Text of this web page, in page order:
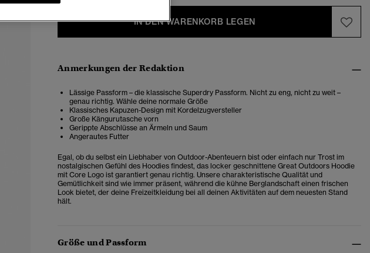
IN DEN WARENKORB LEGEN
Anmerkungen der Redaktion
Lässige Passform – die klassische Superdry Passform. Nicht zu eng, nicht zu weit –
genau richtig. Wähle deine normale Größe
Klassisches Kapuzen-Design mit Kordelzugversteller
Große Kängurutasche vorn
Gerippte Abschlüsse an Ärmeln und Saum
Angerautes Futter
Egal, ob du selbst ein Liebhaber von Outdoor-Abenteuern bist oder einfach nur Trost im
nostalgischen Gefühl des Hoodies findest, das locker geschnittene Great Outdoors Hoodie
mit Core Logo ist garantiert genau richtig. Unsere charakteristische Qualität und
Gemütlichkeit sind wie immer präsent, während die kühne Berglandschaft einen frischen
Look bietet, der deine Freizeitkleidung bei all deinen Aktivitäten auf dem neuesten Stand
hält.
Größe und Passform